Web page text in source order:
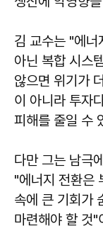
김 교수는 "에너
아닌 복합 시스
않으면 위기가
이 아니라 투자
피해를 줄일 수
다만 그는 남극
"에너지 전환은
속에 큰 기회가
마련해야 할 것"